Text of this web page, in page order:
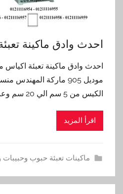
احدث وادق ماكينة
احدث وادق ماكينة تعبئة اكياس
موديل 905 ماركة
الكيس من 5 سم الي 20 سم وعرض من
اقرأ المزيد
ماكينات تعبئة حبوب وحبيبات